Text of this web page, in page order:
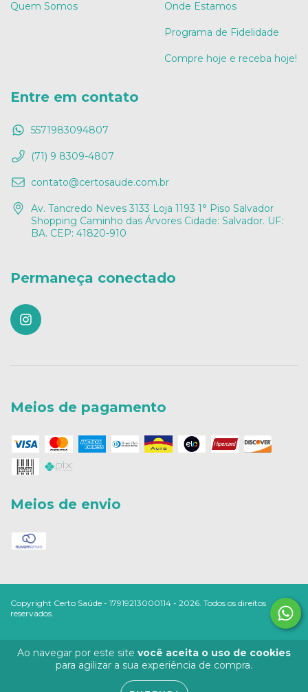
Ao navegar por este site você aceita o uso de cookies
para agilizar a sua experiência de compra.
Quem Somos Onde Estamos
Programa de Fidelidade
Compre hoje e receba hoje!
Entre em contato
5571983094807
(71) 9 8309-4807
contato@certosaude.com.br
Av. Tancredo Neves 3133 Loja 1193 1° Piso Salvador
Shopping Caminho das Árvores Cidade: Salvador. UF:
BA. CEP: 41820-910
Permaneça conectado
Meios de pagamento
Meios de envio
Copyright Certo Saúde - 17919213000114 - 2026. Todos os direitos
reservados.